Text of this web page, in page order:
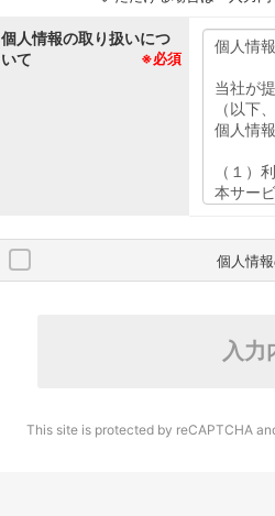
個人情報の取り扱いにつ
いて
※必須
個人情
入力
This site is protected by reCAPTCHA